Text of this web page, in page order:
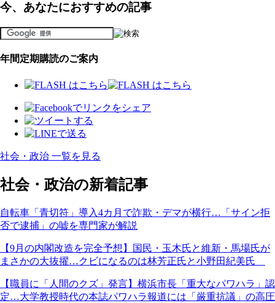
今、あなたにおすすめの記事
年間定期購読のご案内
社会・政治 一覧を見る
社会・政治の新着記事
自転車「青切符」導入4カ月で詐欺・デマが横行…「サイン拒
否で逮捕」の嘘を専門家が解説
【9月の内閣改造を完全予想】国民・玉木氏と維新・馬場氏が
まさかの大抜擢…クビになるのは林芳正氏と小野田紀美氏
【職員に「人間のクズ」発言】横浜市長「重大なパワハラ」認
定…大学教授時代の本誌パワハラ報道には「厳重抗議」の高圧